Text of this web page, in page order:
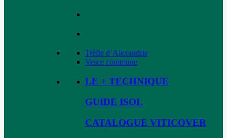
Trèfle d’Alexandrie
Vesce commune
LE + TECHNIQUE
GUIDE ISOL
CATALOGUE VITICOVER